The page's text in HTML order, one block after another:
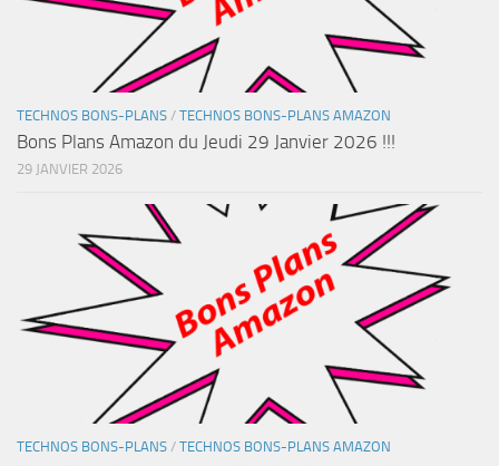
TECHNOS BONS-PLANS / TECHNOS BONS-PLANS AMAZON
Bons Plans Amazon du Jeudi 29 Janvier 2026 !!!
29 JANVIER 2026
TECHNOS BONS-PLANS / TECHNOS BONS-PLANS AMAZON